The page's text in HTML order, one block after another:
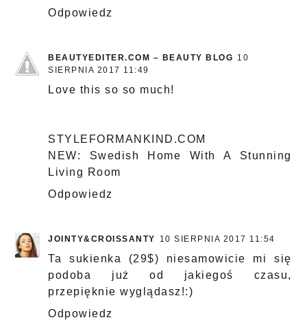
Odpowiedz
BEAUTYEDITER.COM – BEAUTY BLOG 10
SIERPNIA 2017 11:49
Love this so so much!
STYLEFORMANKIND.COM
NEW: Swedish Home With A Stunning
Living Room
Odpowiedz
JOINTY&CROISSANTY 10 SIERPNIA 2017 11:54
Ta sukienka (29$) niesamowicie mi się
podoba już od jakiegoś czasu,
przepięknie wyglądasz!:)
Odpowiedz